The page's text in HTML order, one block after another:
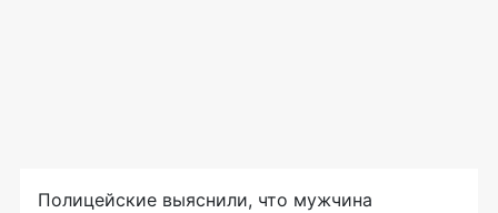
Полицейские выяснили, что мужчина